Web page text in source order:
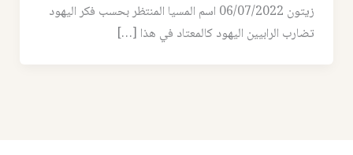
زيتون 06/07/2022 اسم المسيا المنتظر بحسب فكر اليهود
تضارب الرابيين اليهود كالمعتاد في هذا […]